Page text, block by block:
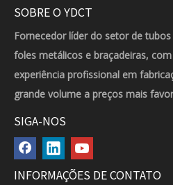
SOBRE O YDCT
Fornecedor líder do setor de
foles metálicos e braçadeiras,
experiência profissional em
grande volume a preços mais
SIGA-NOS
INFORMAÇÕES DE CONTATO